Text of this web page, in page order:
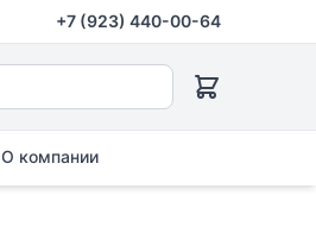
+7 (923) 440-00-64
О компании